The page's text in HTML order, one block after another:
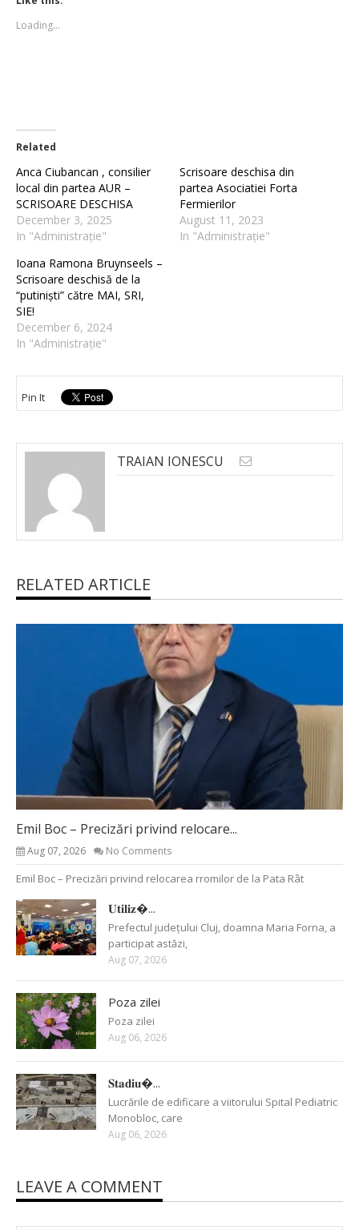
in
window)
Loading...
Related
Anca Ciubancan , consilier
local din partea AUR –
SCRISOARE DESCHISA
December 3, 2025
In "Administrație"
Scrisoare deschisa din
partea Asociatiei Forta
Fermierilor
August 11, 2023
In "Administrație"
Ioana Ramona Bruynseels –
Scrisoare deschisă de la
“putiniști” către MAI, SRI,
SIE!
December 6, 2024
In "Administrație"
Pin It
TRAIAN IONESCU
RELATED ARTICLE
Emil Boc – Precizări privind relocare...
Aug 07, 2026 No Comments
Emil Boc – Precizări privind relocarea rromilor de la Pata Rât
𝐔𝐭𝐢𝐥𝐢𝐳�...
Prefectul județului Cluj, doamna Maria Forna, a
participat astăzi,
Aug 07, 2026
Poza zilei
Poza zilei
Aug 06, 2026
𝐒𝐭𝐚𝐝𝐢𝐮�...
Lucrările de edificare a viitorului Spital Pediatric
Monobloc, care
Aug 06, 2026
LEAVE A COMMENT